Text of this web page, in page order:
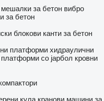
мешалки за бетон вибро
за бетон
блокови канти за бетон
платформи хидраулични
платформи со јарбол кровни
кула кранови машини за